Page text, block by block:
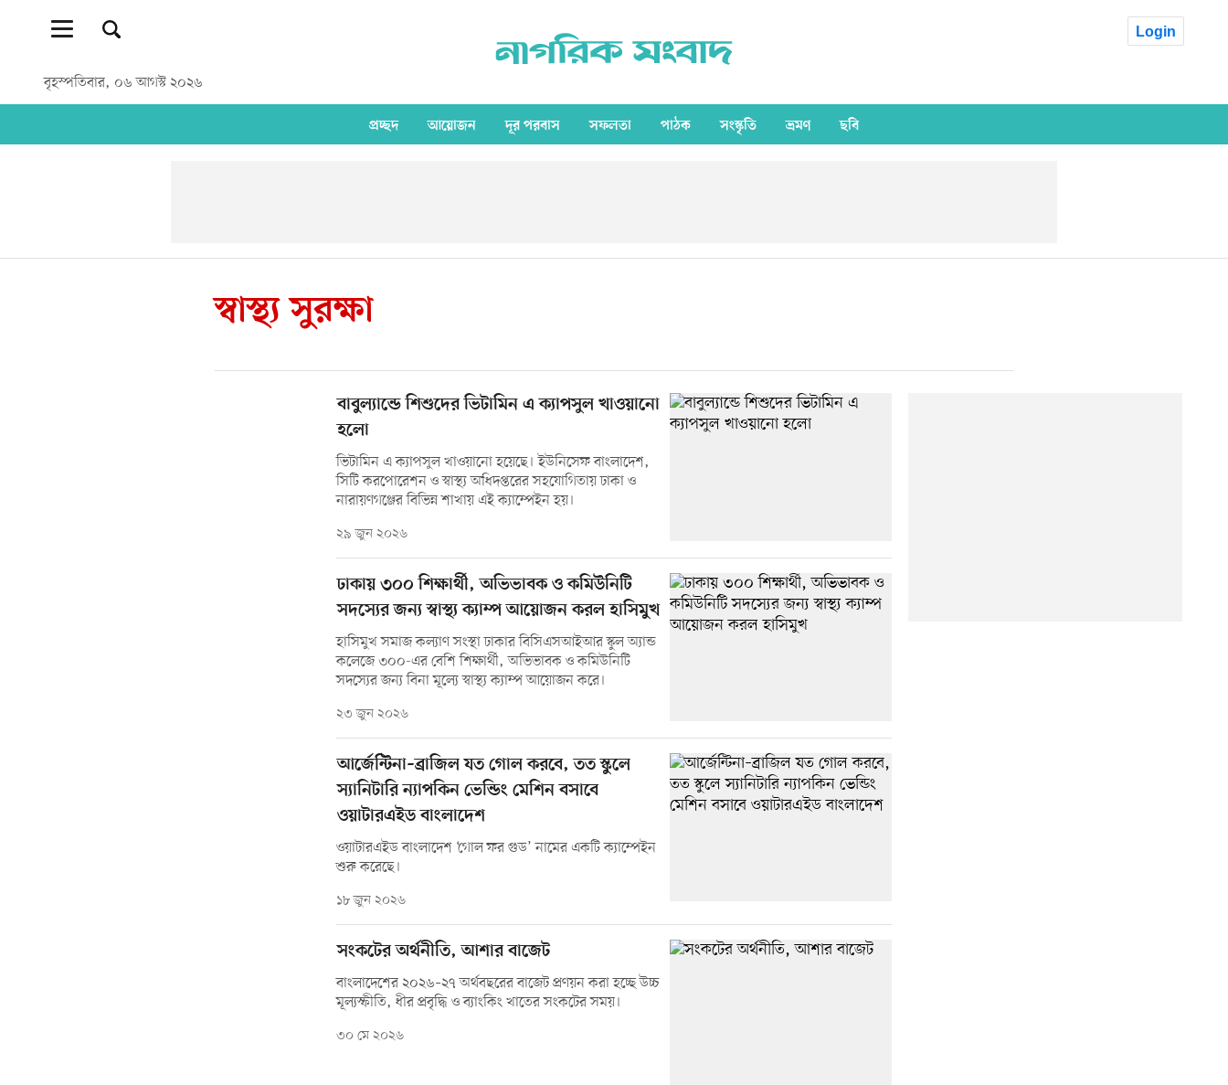
বৃহস্পতিবার, ০৬ আগস্ট ২০২৬
Login
প্রচ্ছদ আয়োজন দূর পরবাস সফলতা পাঠক সংস্কৃতি ভ্রমণ ছবি
স্বাস্থ্য সুরক্ষা
বাবুল্যান্ডে শিশুদের ভিটামিন এ ক্যাপসুল খাওয়ানো
হলো
ভিটামিন এ ক্যাপসুল খাওয়ানো হয়েছে। ইউনিসেফ বাংলাদেশ,
সিটি করপোরেশন ও স্বাস্থ্য অধিদপ্তরের সহযোগিতায় ঢাকা ও
নারায়ণগঞ্জের বিভিন্ন শাখায় এই ক্যাম্পেইন হয়।
২৯ জুন ২০২৬
ঢাকায় ৩০০ শিক্ষার্থী, অভিভাবক ও কমিউনিটি
সদস্যের জন্য স্বাস্থ্য ক্যাম্প আয়োজন করল হাসিমুখ
হাসিমুখ সমাজ কল্যাণ সংস্থা ঢাকার বিসিএসআইআর স্কুল অ্যান্ড
কলেজে ৩০০-এর বেশি শিক্ষার্থী, অভিভাবক ও কমিউনিটি
সদস্যের জন্য বিনা মূল্যে স্বাস্থ্য ক্যাম্প আয়োজন করে।
২৩ জুন ২০২৬
আর্জেন্টিনা–ব্রাজিল যত গোল করবে, তত স্কুলে
স্যানিটারি ন্যাপকিন ভেন্ডিং মেশিন বসাবে
ওয়াটারএইড বাংলাদেশ
ওয়াটারএইড বাংলাদেশ ‘গোল ফর গুড’ নামের একটি ক্যাম্পেইন
শুরু করেছে।
১৮ জুন ২০২৬
সংকটের অর্থনীতি, আশার বাজেট
বাংলাদেশের ২০২৬–২৭ অর্থবছরের বাজেট প্রণয়ন করা হচ্ছে উচ্চ
মূল্যস্ফীতি, ধীর প্রবৃদ্ধি ও ব্যাংকিং খাতের সংকটের সময়।
৩০ মে ২০২৬